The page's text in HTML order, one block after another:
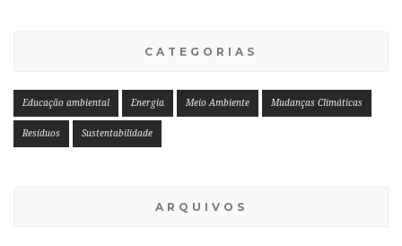
CATEGORIAS
Educação ambiental Energia Meio Ambiente Mudanças Climáticas
Resíduos Sustentabilidade
ARQUIVOS